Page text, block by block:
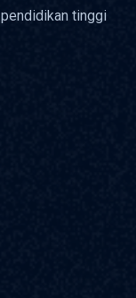
tinggi